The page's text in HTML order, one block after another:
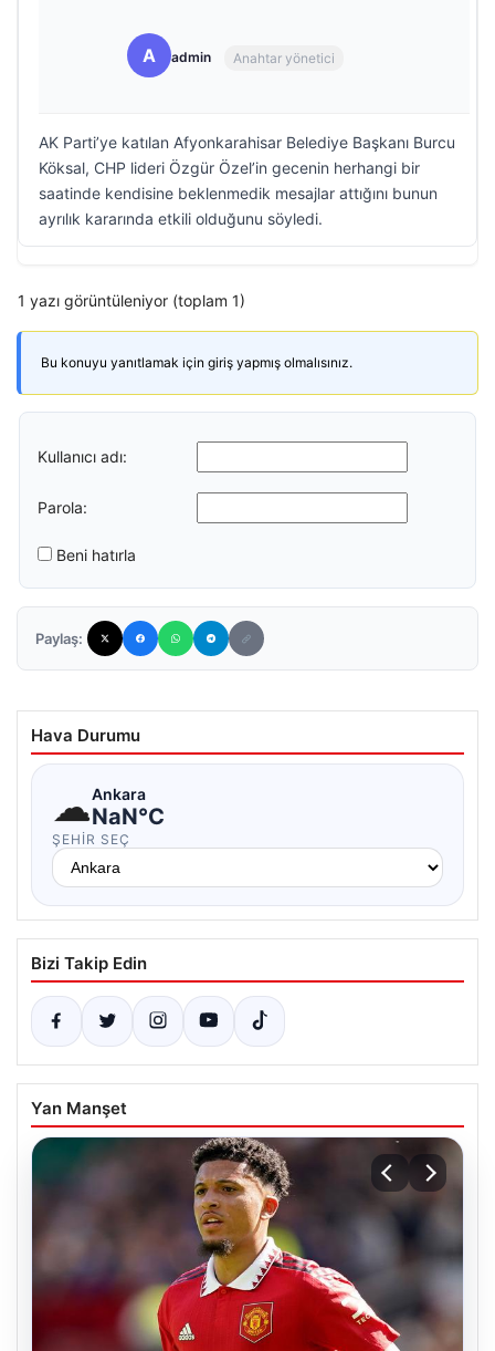
A admin Anahtar yönetici
AK Parti’ye katılan Afyonkarahisar Belediye Başkanı Burcu
Köksal, CHP lideri Özgür Özel’in gecenin herhangi bir
saatinde kendisine beklenmedik mesajlar attığını bunun
ayrılık kararında etkili olduğunu söyledi.
1 yazı görüntüleniyor (toplam 1)
Bu konuyu yanıtlamak için giriş yapmış olmalısınız.
Kullanıcı adı:
Parola:
Beni hatırla
Paylaş:
Hava Durumu
☁Ankara
NaN°C
ŞEHIR SEÇ
Bizi Takip Edin
Yan Manşet